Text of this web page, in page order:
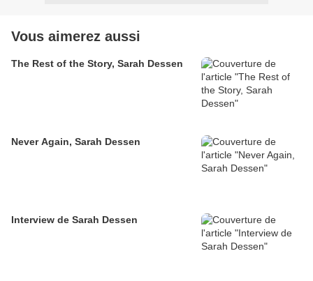
Vous aimerez aussi
The Rest of the Story, Sarah Dessen
Never Again, Sarah Dessen
Interview de Sarah Dessen